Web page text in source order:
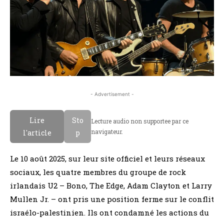
- Advertisement -
Lire
l'article
Sto
p
Lecture audio non supportee par ce
navigateur.
Le 10 août 2025, sur leur site officiel et leurs réseaux
sociaux, les quatre membres du groupe de rock
irlandais U2 – Bono, The Edge, Adam Clayton et Larry
Mullen Jr. – ont pris une position ferme sur le conflit
israélo-palestinien. Ils ont condamné les actions du